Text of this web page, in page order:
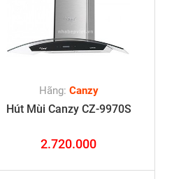
Hãng: Canzy
Hút Mùi Canzy CZ-9970S
2.720.000